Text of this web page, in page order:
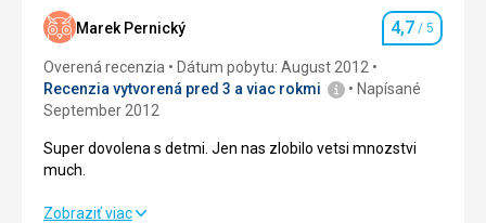
Marek Pernický Hodnotenie
4,7 / 5
Overená recenzia
Dátum pobytu: August 2012
Recenzia vytvorená pred 3 a viac rokmi
Napísané
September 2012
Super dovolena s detmi. Jen nas zlobilo vetsi mnozstvi
much.
Super dovolena s detmi. Jen nas zlobilo vetsi mnozstvi
Zobraziť viac